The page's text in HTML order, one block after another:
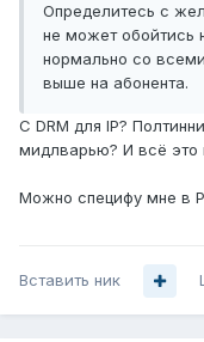
Определитесь с
не может обойтись
нормально со
выше на абонента.
С DRM для IP?
мидлварью? И всё это
Можно специфу мне в
Вставить ник